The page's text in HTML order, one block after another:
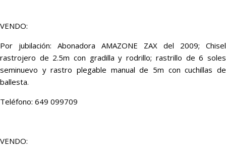
VENDO:
Por jubilación: Abonadora AMAZONE ZAX del 2009; Chisel
rastrojero de 2.5m con gradilla y rodrillo; rastrillo de 6 soles
seminuevo y rastro plegable manual de 5m con cuchillas de
ballesta.
Teléfono: 649 099709
VENDO: